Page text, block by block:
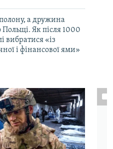
а дружина
Польщі. Як після 1000
вибратися «із
і фінансової ями»